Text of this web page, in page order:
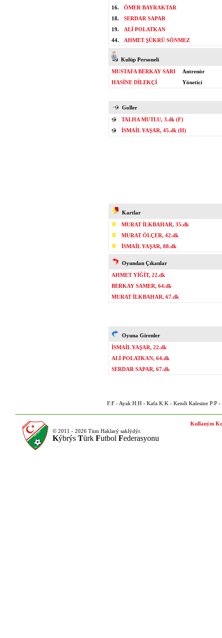
16.
ÖMER BAYRAKTAR
18.
SERDAR SAPAR
19.
ALİ POLATKAN
44.
AHMET ŞÜKRÜ SÖNMEZ
Kulüp Personeli
MUSTAFA BERKAY SARI
Antrenör
HASİNE DİLEKÇİ
Yönetici
Goller
TALHA MUTLU, 3.dk (F)
İSMAİL YAŞAR, 45.dk (H)
Kartlar
MURAT İLKBAHAR, 35.dk
MURAT ÖLÇER, 42.dk
İSMAİL YAŞAR, 88.dk
Oyundan Çıkanlar
AHMET YİĞİT, 22.dk
BERKAY SAMER, 64.dk
MURAT İLKBAHAR, 67.dk
Oyuna Girenler
İSMAİL YAŞAR, 22.dk
ALİ POLATKAN, 64.dk
SERDAR SAPAR, 67.dk
F:F - Ayak H:H - Kafa K:K - Kendi Kalesine P:P -
© 2011 - 2026 Tüm Haklarý saklýdýr.
Kýbrýs Türk Futbol Federasyonu
Kullaným